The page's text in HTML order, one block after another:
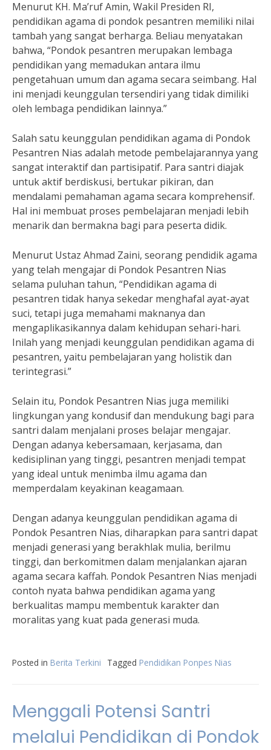
Menurut KH. Ma’ruf Amin, Wakil Presiden RI,
pendidikan agama di pondok pesantren memiliki nilai
tambah yang sangat berharga. Beliau menyatakan
bahwa, “Pondok pesantren merupakan lembaga
pendidikan yang memadukan antara ilmu
pengetahuan umum dan agama secara seimbang. Hal
ini menjadi keunggulan tersendiri yang tidak dimiliki
oleh lembaga pendidikan lainnya.”
Salah satu keunggulan pendidikan agama di Pondok
Pesantren Nias adalah metode pembelajarannya yang
sangat interaktif dan partisipatif. Para santri diajak
untuk aktif berdiskusi, bertukar pikiran, dan
mendalami pemahaman agama secara komprehensif.
Hal ini membuat proses pembelajaran menjadi lebih
menarik dan bermakna bagi para peserta didik.
Menurut Ustaz Ahmad Zaini, seorang pendidik agama
yang telah mengajar di Pondok Pesantren Nias
selama puluhan tahun, “Pendidikan agama di
pesantren tidak hanya sekedar menghafal ayat-ayat
suci, tetapi juga memahami maknanya dan
mengaplikasikannya dalam kehidupan sehari-hari.
Inilah yang menjadi keunggulan pendidikan agama di
pesantren, yaitu pembelajaran yang holistik dan
terintegrasi.”
Selain itu, Pondok Pesantren Nias juga memiliki
lingkungan yang kondusif dan mendukung bagi para
santri dalam menjalani proses belajar mengajar.
Dengan adanya kebersamaan, kerjasama, dan
kedisiplinan yang tinggi, pesantren menjadi tempat
yang ideal untuk menimba ilmu agama dan
memperdalam keyakinan keagamaan.
Dengan adanya keunggulan pendidikan agama di
Pondok Pesantren Nias, diharapkan para santri dapat
menjadi generasi yang berakhlak mulia, berilmu
tinggi, dan berkomitmen dalam menjalankan ajaran
agama secara kaffah. Pondok Pesantren Nias menjadi
contoh nyata bahwa pendidikan agama yang
berkualitas mampu membentuk karakter dan
moralitas yang kuat pada generasi muda.
Posted in Berita Terkini Tagged Pendidikan Ponpes Nias
Menggali Potensi Santri
melalui Pendidikan di Pondok